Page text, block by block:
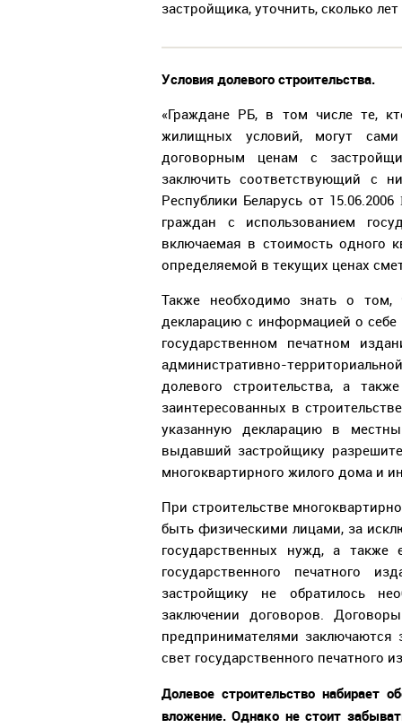
застройщика, уточнить, сколько
Условия долевого строительства.
«Граждане РБ, в том числе те,
жилищных условий, могут
договорным ценам с
заключить соответствующий с
Республики Беларусь от
граждан с использованием
включаемая в стоимость одного
определяемой в текущих ценах
Также необходимо знать о том,
декларацию с информацией о
государственном печатном
административно-
долевого строительства, а
заинтересованных в
указанную декларацию в
выдавший застройщику
многоквартирного жилого дома и
При строительстве
быть физическими лицами, за
государственных нужд, а
государственного печатного
застройщику не обратилось
заключении договоров.
предпринимателями
свет государственного печатного
Долевое строительство набирает
вложение. Однако не стоит